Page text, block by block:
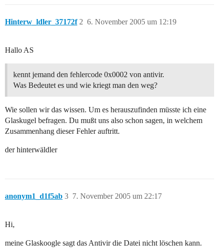
Hinterw_ldler_37172f 6. November 2005 um 12:19
2
Hallo AS
kennt jemand den fehlercode 0x0002 von antivir.
Was Bedeutet es und wie kriegt man den weg?
Wie sollen wir das wissen. Um es herauszufinden müsste ich eine
Glaskugel befragen. Du mußt uns also schon sagen, in welchem
Zusammenhang dieser Fehler auftritt.
der hinterwäldler
anonym1_d1f5ab 7. November 2005 um 22:17
3
Hi,
meine Glaskoogle sagt das Antivir die Datei nicht löschen kann.